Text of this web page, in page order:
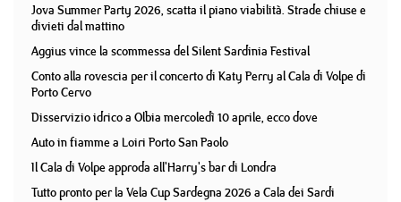
Jova Summer Party 2026, scatta il piano viabilità. Strade chiuse e
divieti dal mattino
Aggius vince la scommessa del Silent Sardinia Festival
Conto alla rovescia per il concerto di Katy Perry al Cala di Volpe di
Porto Cervo
Disservizio idrico a Olbia mercoledì 10 aprile, ecco dove
Auto in fiamme a Loiri Porto San Paolo
Il Cala di Volpe approda all'Harry's bar di Londra
Tutto pronto per la Vela Cup Sardegna 2026 a Cala dei Sardi